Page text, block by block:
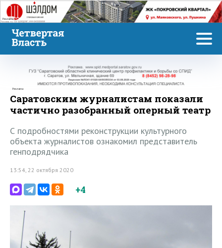
Реклама
Реклама
Саратовским журналистам показали
частично разобранный оперный театр
С подробностями реконструкции культурного
объекта журналистов ознакомил представитель
генподрядчика
13:54, 22 октября 2020
+4